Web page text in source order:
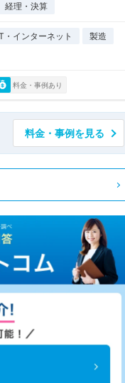
経理・決算
・インターネット
製造
料金・事例あり
料金・事例を見る